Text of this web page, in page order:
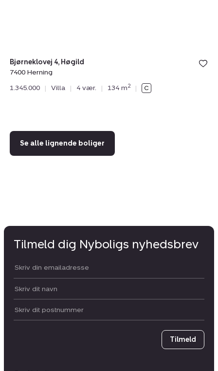
Bjørneklovej 4, Høgild
7400 Herning
1.345.000
| Villa | 4 vær. | 134 m2 |
Se alle lignende boliger
Tilmeld dig Nyboligs nyhedsbrev
Din email:
Dit navn:
Postnummer
Tilmeld